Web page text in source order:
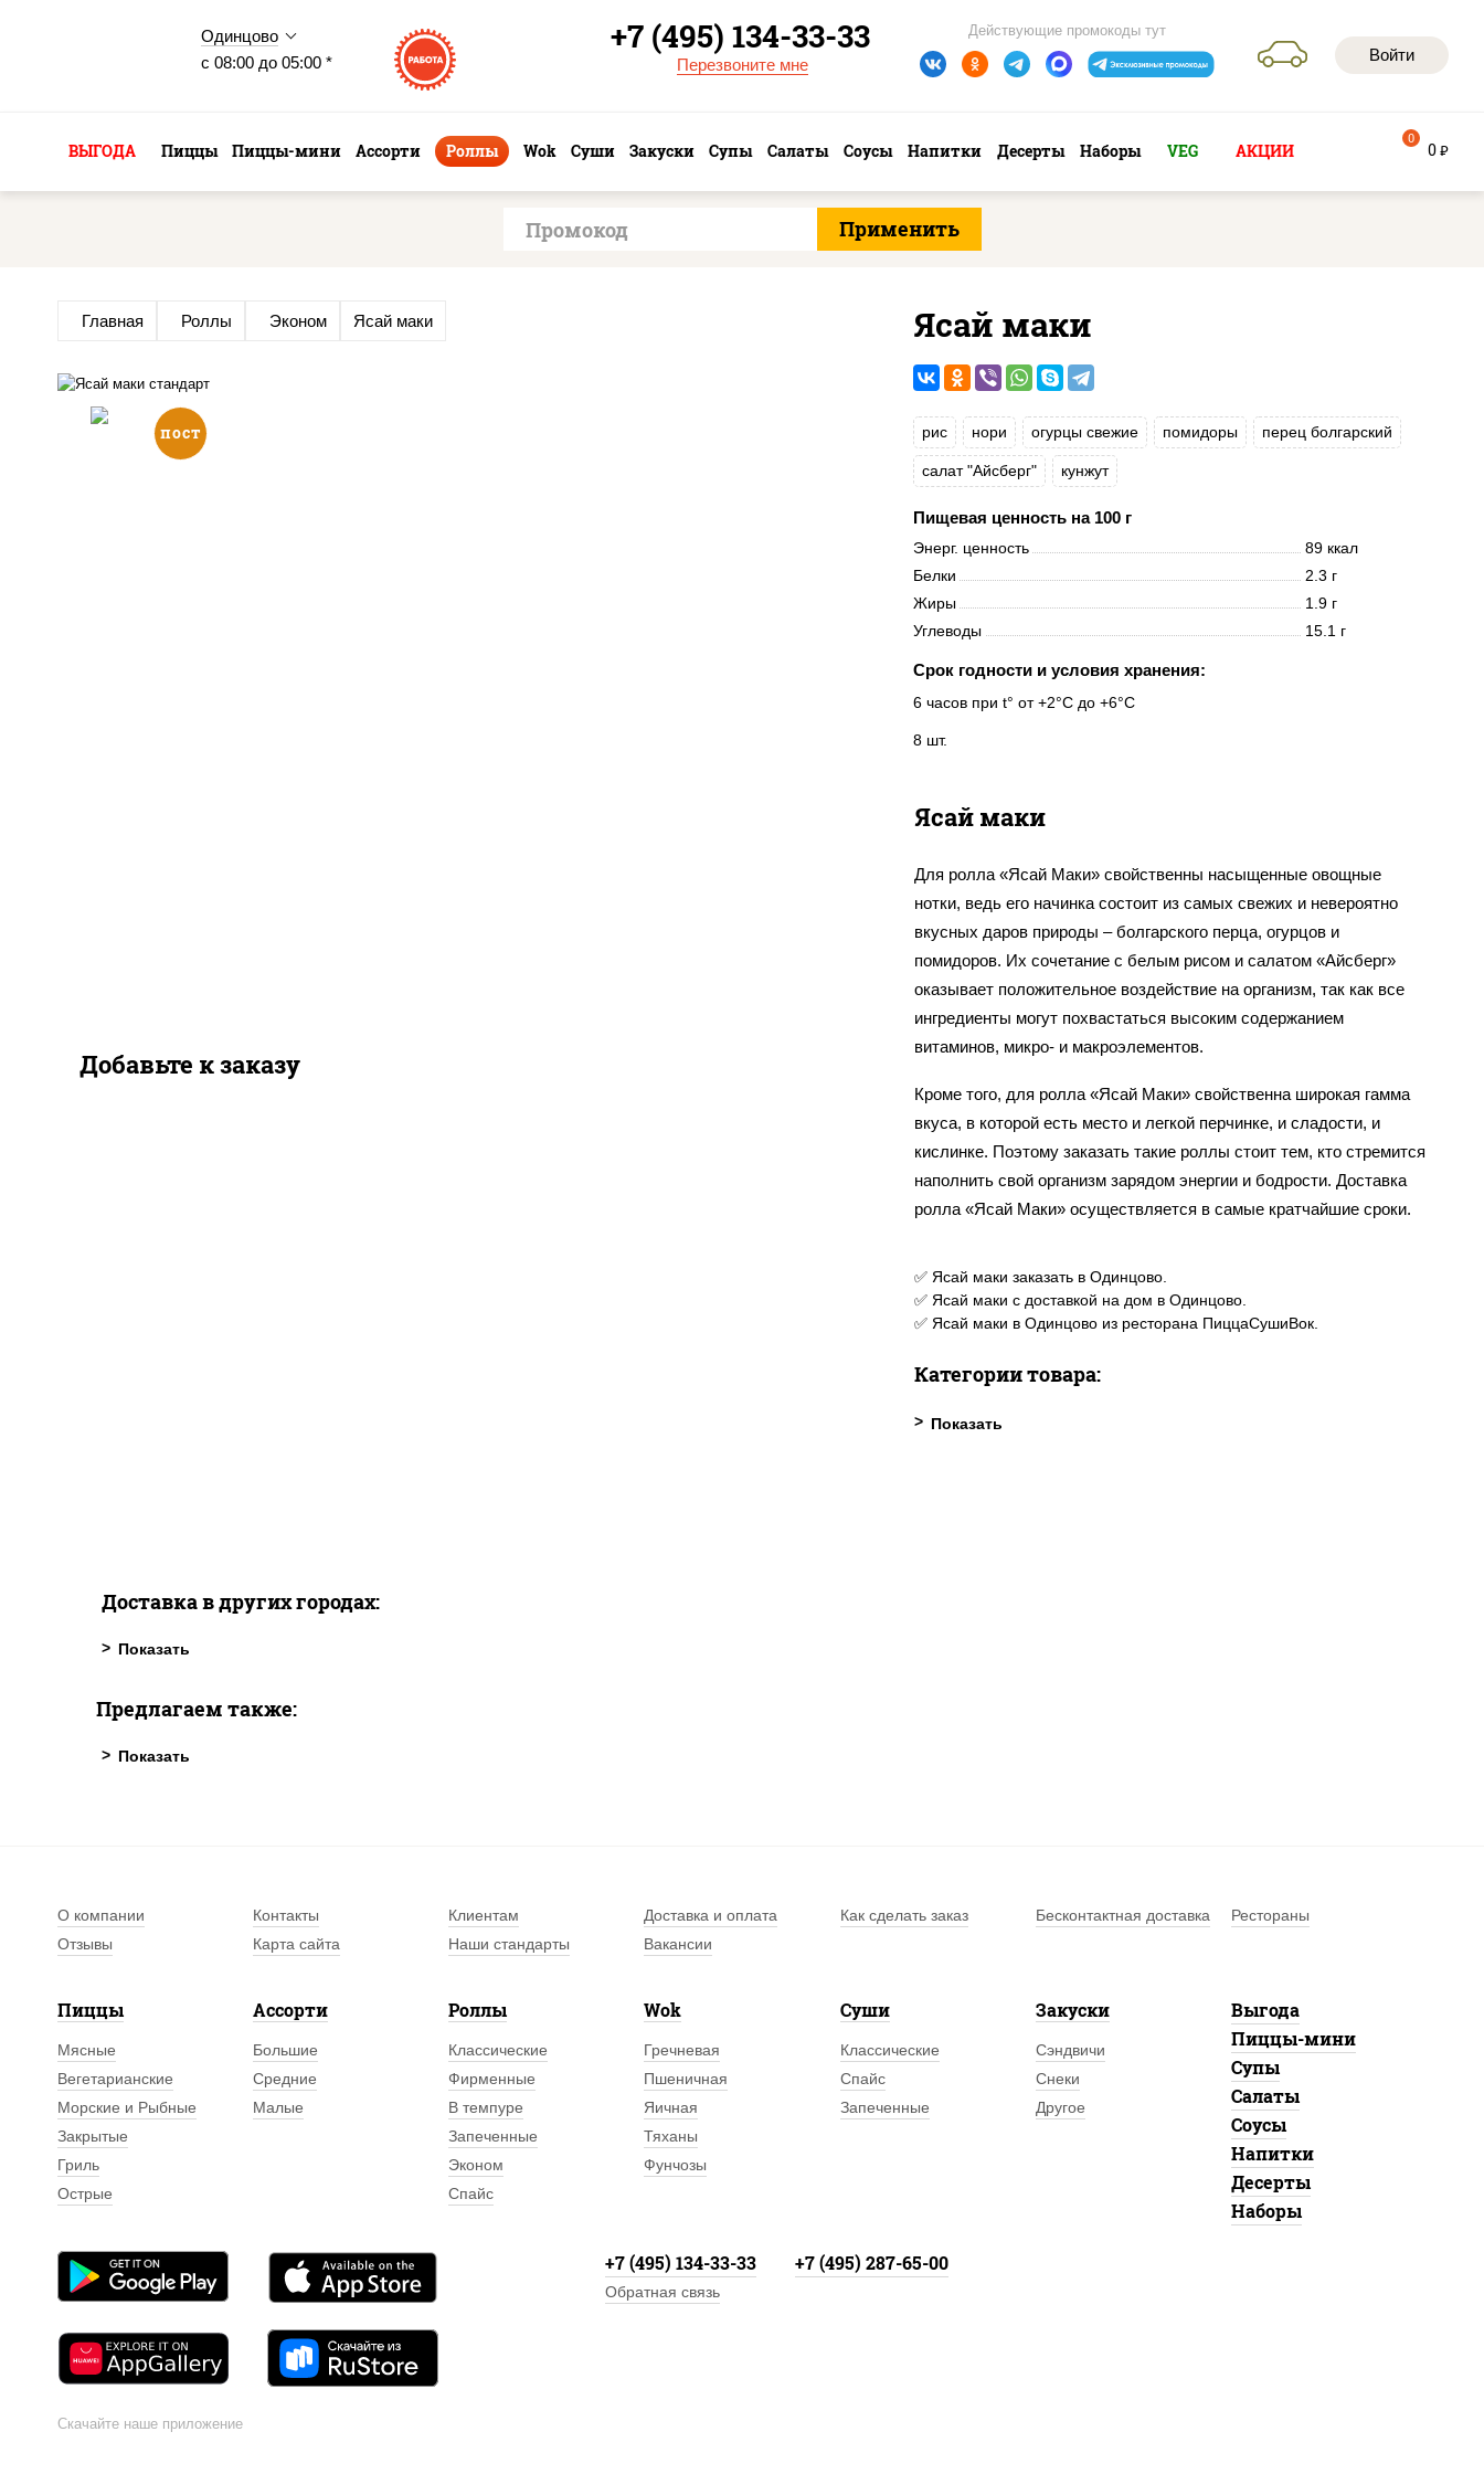
Одинцово
с 08:00 до 05:00 *
Войти
Действующие промокоды тут
+7 (495) 134-33-33
Перезвоните мне
ВЫГОДА Пиццы Пиццы-мини Ассорти Роллы Wok Суши Закуски Супы Салаты Соусы Напитки Десерты Наборы VEG АКЦИИ 0 руб
0
Главная Роллы Эконом Ясай маки
пост
Ясай маки
рис нори огурцы свежие помидоры перец болгарский
салат "Айсберг" кунжут
Пищевая ценность на 100 г
Энерг. ценность
89 ккал
Белки
2.3 г
Жиры
1.9 г
Углеводы
15.1 г
Срок годности и условия хранения:
6 часов при t° от +2°C до +6°C
8 шт.
Ясай маки
Для ролла «Ясай Маки» свойственны насыщенные овощные
нотки, ведь его начинка состоит из самых свежих и невероятно
вкусных даров природы – болгарского перца, огурцов и
помидоров. Их сочетание с белым рисом и салатом «Айсберг»
оказывает положительное воздействие на организм, так как все
ингредиенты могут похвастаться высоким содержанием
витаминов, микро- и макроэлементов.
Кроме того, для ролла «Ясай Маки» свойственна широкая гамма
вкуса, в которой есть место и легкой перчинке, и сладости, и
кислинке. Поэтому заказать такие роллы стоит тем, кто стремится
наполнить свой организм зарядом энергии и бодрости. Доставка
ролла «Ясай Маки» осуществляется в самые кратчайшие сроки.
✅ Ясай маки заказать в Одинцово.
✅ Ясай маки с доставкой на дом в Одинцово.
✅ Ясай маки в Одинцово из ресторана ПиццаСушиВок.
Категории товара:
Добавьте к заказу
Доставка в других городах:
Предлагаем также:
О компании Контакты Клиентам Доставка и оплата Как сделать заказ Бесконтактная доставка
Рестораны
Отзывы
Карта сайта Наши стандарты Вакансии
Пиццы
Мясные
Вегетарианские
Морские и Рыбные
Закрытые
Гриль
Острые
Ассорти
Большие
Средние
Малые
Роллы
Классические
Фирменные
В темпуре
Запеченные
Эконом
Спайс
Wok
Гречневая
Пшеничная
Яичная
Тяханы
Фунчозы
Суши
Классические
Спайс
Запеченные
Закуски
Сэндвичи
Снеки
Другое
Выгода
Пиццы-мини
Супы
Салаты
Соусы
Напитки
Десерты
Наборы
Скачайте наше приложение
+7 (495) 134-33-33 +7 (495) 287-65-00
Обратная связь